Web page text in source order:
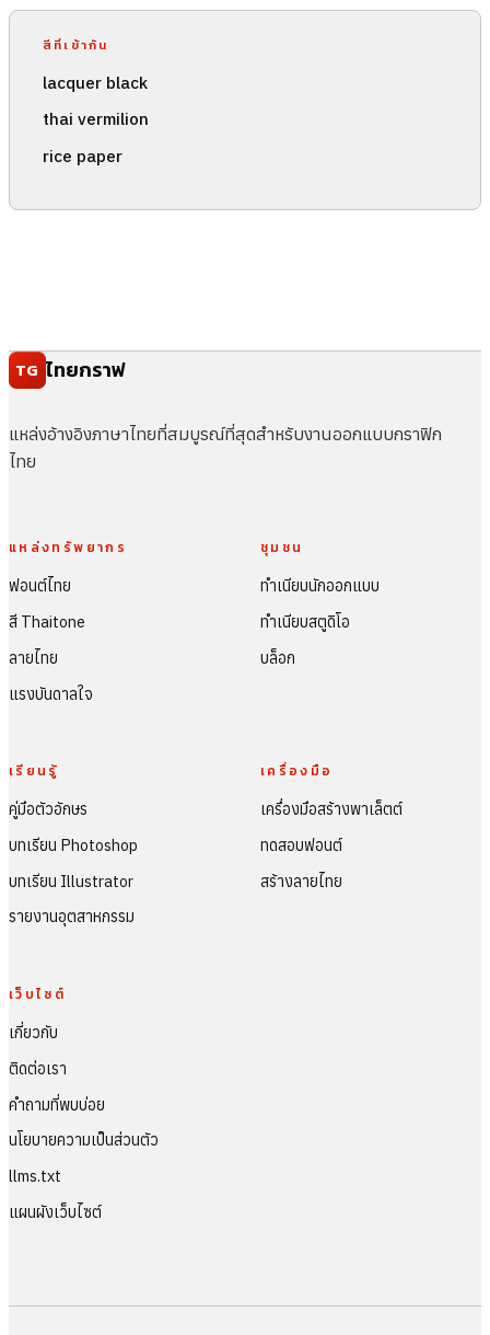
สีที่เข้ากัน
lacquer black
thai vermilion
rice paper
TG ไทยกราฟ
แหล่งอ้างอิงภาษาไทยที่สมบูรณ์ที่สุดสำหรับงานออกแบบกราฟิก
ไทย
แหล่งทรัพยากร
ฟอนต์ไทย
สี Thaitone
ลายไทย
แรงบันดาลใจ
ชุมชน
ทำเนียบนักออกแบบ
ทำเนียบสตูดิโอ
บล็อก
เรียนรู้
คู่มือตัวอักษร
บทเรียน Photoshop
บทเรียน Illustrator
รายงานอุตสาหกรรม
เครื่องมือ
เครื่องมือสร้างพาเล็ตต์
ทดสอบฟอนต์
สร้างลายไทย
เว็บไซต์
เกี่ยวกับ
ติดต่อเรา
คำถามที่พบบ่อย
นโยบายความเป็นส่วนตัว
llms.txt
แผนผังเว็บไซต์